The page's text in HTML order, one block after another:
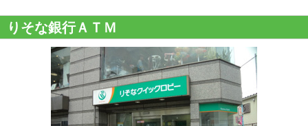
りそな銀行ＡＴＭ